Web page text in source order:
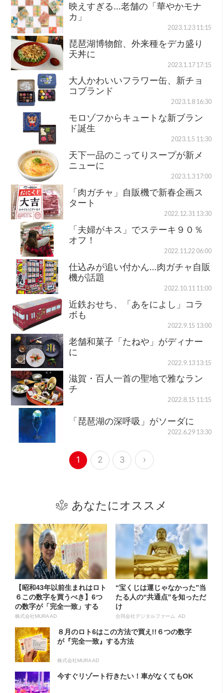
映えすぎる…老舗の「華やかモナ
カ」
2023.1.23 11:15
琵琶湖博物館、外来種をデカ盛り
天丼に
2023.1.17 17:15
大人かわいいフラワー缶、新チョ
コブランド
2023.1.8 16:30
モロゾフからキュートな新ブラン
ド誕生
2023.1.5 11:30
天下一品のこってりスープが新メ
ニューに
2023.1.3 17:00
「肉ガチャ」自販機で新春企画ス
タート
2022.12.31 13:30
「夫婦がキス」でステーキ９０％
オフ！
2022.11.22 06:00
仕込みが追い付かん…肉ガチャ自販
機が話題
2022.10.11 11:00
近鉄おせち、「あをによし」コラ
ボも
2022.9.15 13:00
老舗和菓子「たねや」がディナー
に
2022.9.13 13:15
滋賀・百人一首の聖地で雅なラン
チ
2022.8.15 11:15
「琵琶湖の深呼吸」がソーダに
2022.6.29 13:30
1 2 3 ›
あなたにオススメ
【昭和43年以前生まれはロト
６この数字を買うべき】6つ
の数字が「完全一致」する
方...
株式会社MURA AD
“宝くじは運じゃなかった”当
たる人の“共通点”を知っただ
け
合同会社デジタルファーム AD
８月のロト6はこの方法で買え!!６つの数字
が『完全一致』する方法
株式会社MURA AD
今すぐリゾート行きたい！車がなくてもOK